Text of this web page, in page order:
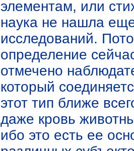
элементам, или
наука не нашла
исследований.
определение
отмечено
который
этот тип ближе
даже кровь
ибо это есть ее